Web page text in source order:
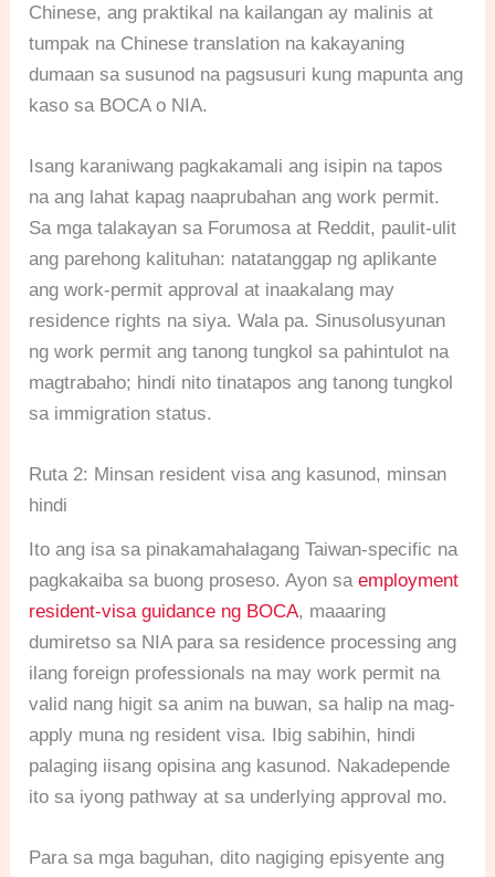
Chinese, ang praktikal na kailangan ay malinis at
tumpak na Chinese translation na kakayaning
dumaan sa susunod na pagsusuri kung mapunta ang
kaso sa BOCA o NIA.
Isang karaniwang pagkakamali ang isipin na tapos
na ang lahat kapag naaprubahan ang work permit.
Sa mga talakayan sa Forumosa at Reddit, paulit-ulit
ang parehong kalituhan: natatanggap ng aplikante
ang work-permit approval at inaakalang may
residence rights na siya. Wala pa. Sinusolusyunan
ng work permit ang tanong tungkol sa pahintulot na
magtrabaho; hindi nito tinatapos ang tanong tungkol
sa immigration status.
Ruta 2: Minsan resident visa ang kasunod, minsan
hindi
Ito ang isa sa pinakamahalagang Taiwan-specific na
pagkakaiba sa buong proseso. Ayon saemployment
resident-visa guidance ng BOCA, maaaring
dumiretso sa NIA para sa residence processing ang
ilang foreign professionals na may work permit na
valid nang higit sa anim na buwan, sa halip na mag-
apply muna ng resident visa. Ibig sabihin, hindi
palaging iisang opisina ang kasunod. Nakadepende
ito sa iyong pathway at sa underlying approval mo.
Para sa mga baguhan, dito nagiging episyente ang